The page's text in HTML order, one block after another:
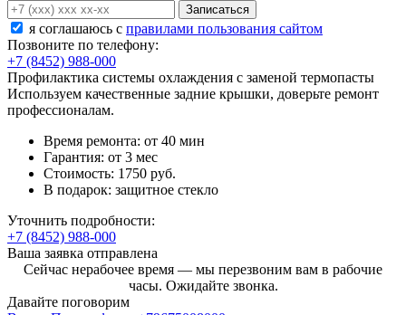
Записаться
я соглашаюсь c правилами пользования сайтом
Позвоните по телефону:
+7 (8452) 988-000
Профилактика системы охлаждения с заменой термопасты
Используем качественные задние крышки, доверьте ремонт
профессионалам.
Время ремонта: от 40 мин
Гарантия: от 3 мес
Стоимость: 1750 руб.
В подарок: защитное стекло
Уточнить подробности:
+7 (8452) 988-000
Ваша заявка отправлена
Сейчас нерабочее время — мы перезвоним вам в рабочие
часы. Ожидайте звонка.
Давайте поговорим